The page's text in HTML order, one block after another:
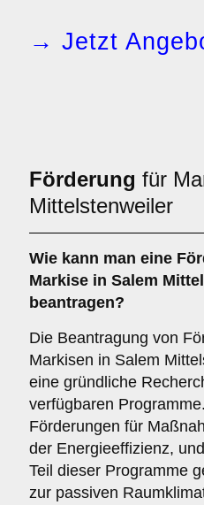
→ Jetzt
Förderung für
Mittelstenweiler
Wie kann man eine
Markise in Salem
beantragen?
Die Beantragung von
Markisen in Salem
eine gründliche
verfügbaren
Förderungen für
der Energieeffizienz,
Teil dieser Programme
zur passiven